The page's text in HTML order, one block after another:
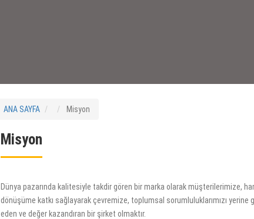
ANA SAYFA Misyon
Misyon
Dünya pazarında kalitesiyle takdir gören bir marka olarak müşterilerimize,
dönüşüme katkı sağlayarak çevremize, toplumsal sorumluluklarımızı
eden ve değer kazandıran bir şirket olmaktır.